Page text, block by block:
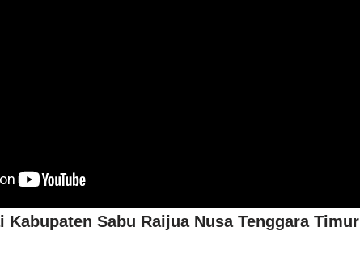
Kabupaten Sabu Raijua Nusa Tenggara Timur